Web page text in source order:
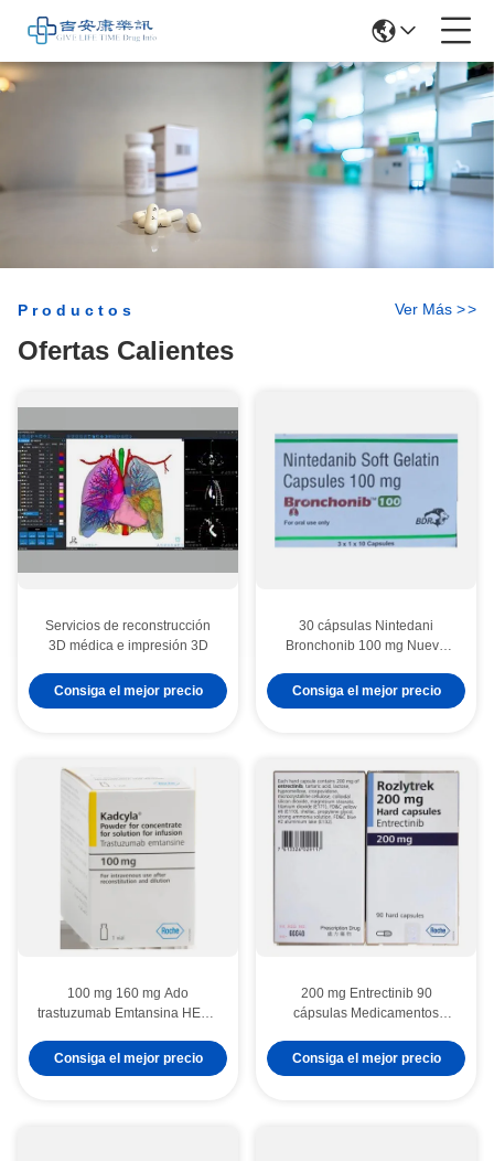
Productos
Ofertas Calientes
Ver Más >>
Servicios de reconstrucción
3D médica e impresión 3D
Consiga el mejor precio
30 cápsulas Nintedani
Bronchonib 100 mg Nueva
pulmón
Consiga el mejor precio
100 mg 160 mg Ado
trastuzumab Emtansina HER2
cáncer de mama
Consiga el mejor precio
200 mg Entrectinib 90
cápsulas Medicamentos
cáncer gastrointestinal
Consiga el mejor precio